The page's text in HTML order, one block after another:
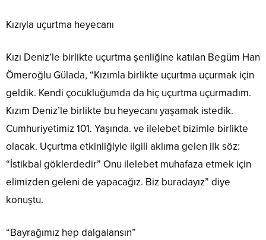
Kızıyla uçurtma heyecanı
Kızı Deniz’le birlikte uçurtma şenliğine katılan Begüm Han
Ömeroğlu Gülada, “Kızımla birlikte uçurtma uçurmak için
geldik. Kendi çocukluğumda da hiç uçurtma uçurmadım.
Kızım Deniz’le birlikte bu heyecanı yaşamak istedik.
Cumhuriyetimiz 101. Yaşında. ve ilelebet bizimle birlikte
olacak. Uçurtma etkinliğiyle ilgili aklıma gelen ilk söz:
“İstikbal göklerdedir” Onu ilelebet muhafaza etmek için
elimizden geleni de yapacağız. Biz buradayız” diye
konuştu.
“Bayrağımız hep dalgalansın”